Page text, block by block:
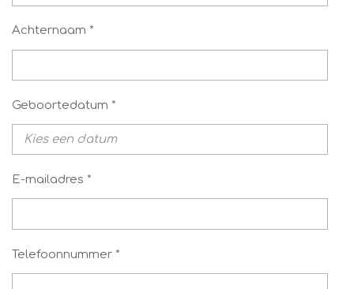
Achternaam *
Geboortedatum *
E-mailadres *
Telefoonnummer *